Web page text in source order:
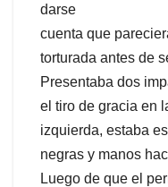
darse
cuenta que
torturada antes de
Presentaba dos
el tiro de gracia en
izquierda, estaba
negras y manos
Luego de que el